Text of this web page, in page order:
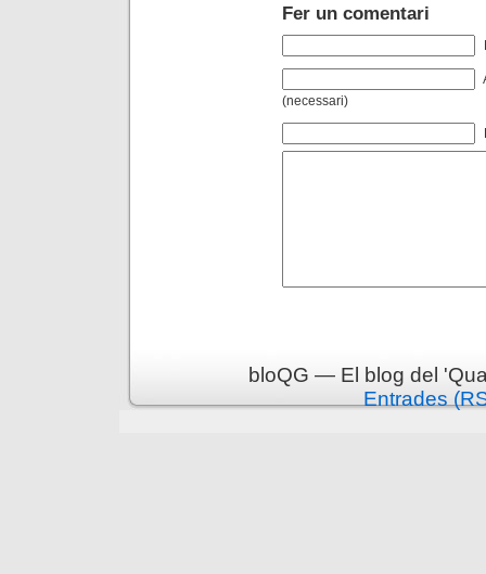
Fer un comentari
(necessari)
bloQG — El blog del
Entrades